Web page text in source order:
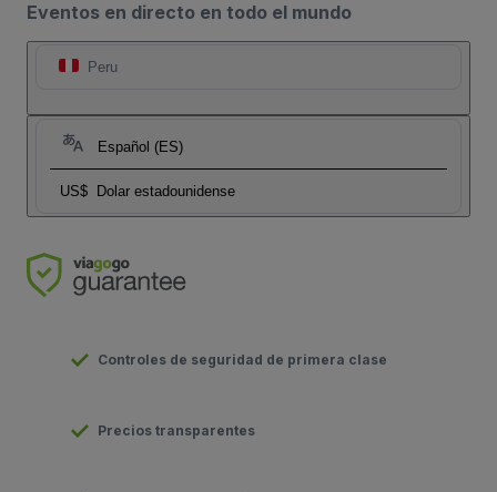
Eventos en directo en todo el mundo
Peru
Español (ES)
US$ Dolar estadounidense
Controles de seguridad de primera clase
Precios transparentes